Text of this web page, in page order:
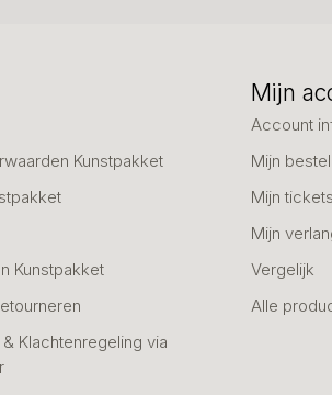
Kunstpakket
Kunstpakket
Klachtenregeling via
Mijn
Account
Mijn
Mijn tickets
Mijn
Vergelijk
Alle